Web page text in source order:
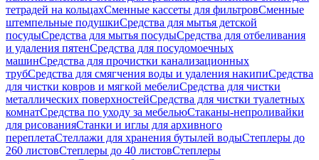
тетрадей на кольцахСменные кассеты для фильтровСменные
штемпельные подушкиСредства для мытья детской
посудыСредства для мытья посудыСредства для отбеливания
и удаления пятенСредства для посудомоечных
машинСредства для прочистки канализационных
трубСредства для смягчения воды и удаления накипиСредства
для чистки ковров и мягкой мебелиСредства для чистки
металлических поверхностейСредства для чистки туалетных
комнатСредства по уходу за мебельюСтаканы-непроливайки
для рисованияСтанки и иглы для архивного
переплетаСтеллажи для хранения бутылей водыСтеплеры до
260 листовСтеплеры до 40 листовСтеплеры